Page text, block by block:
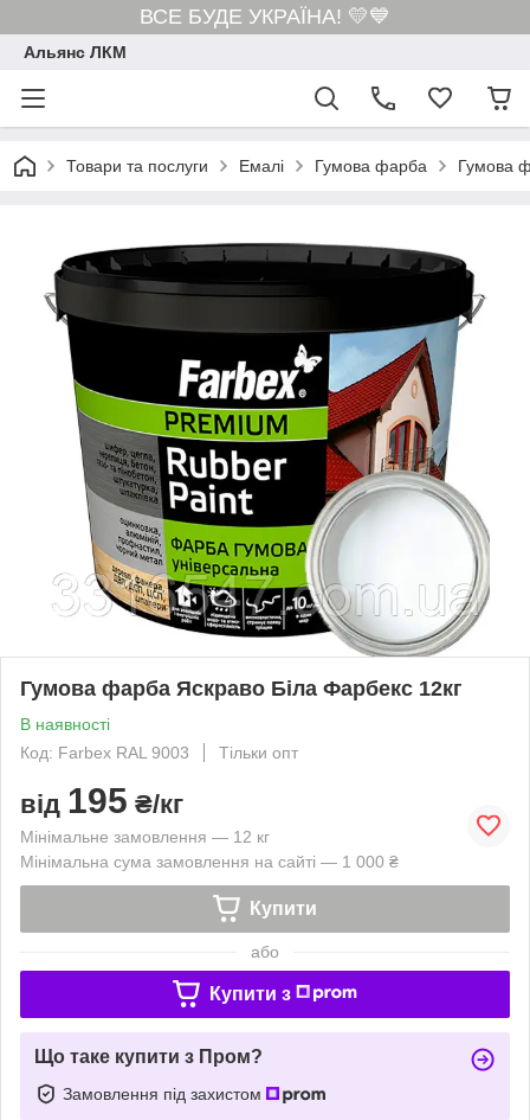
ВСЕ БУДЕ УКРАЇНА! 💛💙
Альянс ЛКМ
Товари та послуги Емалі Гумова фарба Гумова
Гумова фарба Яскраво Біла Фарбекс 12кг
В наявності
Код: Farbex RAL 9003
Тільки опт
від 195 ₴/кг
Мінімальне замовлення — 12 кг
Мінімальна сума замовлення на сайті — 1 000 ₴
Купити
або
Купити з
Що таке купити з Пром?
Замовлення під захистом